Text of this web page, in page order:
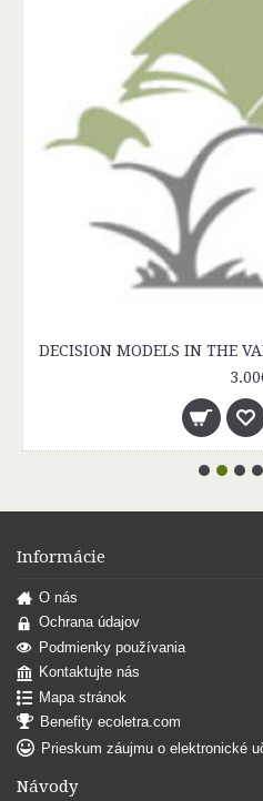
Informácie
O nás
Ochrana údajov
Podmienky používania
Kontaktujte nás
Mapa stránok
Benefity ecoletra.com
Prieskum záujmu o elektronické
Návody